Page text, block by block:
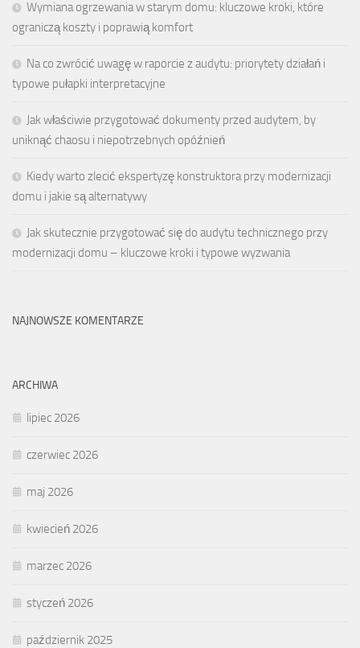
Wymiana ogrzewania w starym domu: kluczowe kroki, które
ograniczą koszty i poprawią komfort
Na co zwrócić uwagę w raporcie z audytu: priorytety działań i
typowe pułapki interpretacyjne
Jak właściwie przygotować dokumenty przed audytem, by
uniknąć chaosu i niepotrzebnych opóźnień
Kiedy warto zlecić ekspertyzę konstruktora przy modernizacji
domu i jakie są alternatywy
Jak skutecznie przygotować się do audytu technicznego przy
modernizacji domu – kluczowe kroki i typowe wyzwania
NAJNOWSZE KOMENTARZE
ARCHIWA
lipiec 2026
czerwiec 2026
maj 2026
kwiecień 2026
marzec 2026
styczeń 2026
październik 2025